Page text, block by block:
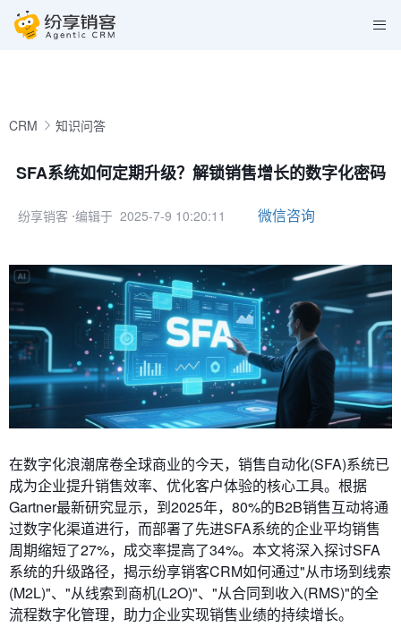
CRM 知识问答
SFA系统如何定期升级？解锁销售增长的数字化密码
纷享销客 ⋅编辑于 2025-7-9 10:20:11 微信咨询
在数字化浪潮席卷全球商业的今天，销售自动化(SFA)系统已
成为企业提升销售效率、优化客户体验的核心工具。根据
Gartner最新研究显示，到2025年，80%的B2B销售互动将通
过数字化渠道进行，而部署了先进SFA系统的企业平均销售
周期缩短了27%，成交率提高了34%。本文将深入探讨SFA
系统的升级路径，揭示纷享销客CRM如何通过"从市场到线索
(M2L)"、"从线索到商机(L2O)"、"从合同到收入(RMS)"的全
流程数字化管理，助力企业实现销售业绩的持续增长。